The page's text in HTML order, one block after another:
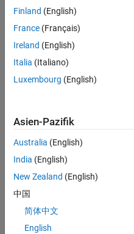
Suchkriterien
weiter
fassen
oder
alle
Stellenangebote
anzeigen .
noch
keine
offenen
Stellen
können,
die
Ihren
Finland (English)
France (Français)
Ireland (English)
Italia (Italiano)
Luxembourg (English)
Asien-Pazifik
Australia (English)
India (English)
New Zealand (English)
中国
简体中文
English